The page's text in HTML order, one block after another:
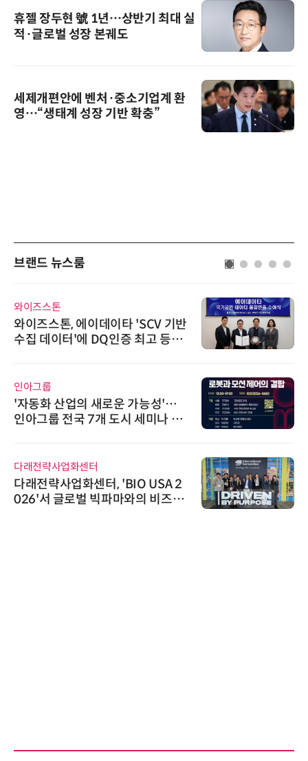
휴젤 장두현 號 1년…상반기 최대 실
적·글로벌 성장 본궤도
세제개편안에 벤처·중소기업계 환
영…“생태계 성장 기반 확충”
브랜드 뉴스룸
와이즈스톤
와이즈스톤, 에이데이타 'SCV 기반
수집 데이터'에 DQ인증 최고 등급
인아그룹
'자동화 산업의 새로운 가능성'…
인아그룹 전국 7개 도시 세미나 페
다래전략사업화센터
다래전략사업화센터, 'BIO USA 2
026'서 글로벌 빅파마와의 비즈니